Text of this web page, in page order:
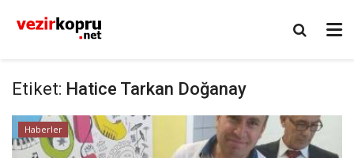
Etiket: Hatice Tarkan Doğanay
Haberler